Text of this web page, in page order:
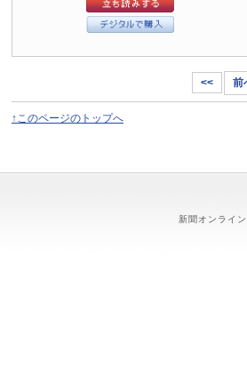
<< 前
↑このページのトップへ
新聞オンライ